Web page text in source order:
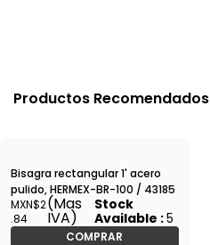
Productos Recomendados
Bisagra rectangular 1' acero
pulido, HERMEX-BR-100 / 43185
MXN$2
.84
(Mas
IVA)
Stock
Available :5
COMPRAR